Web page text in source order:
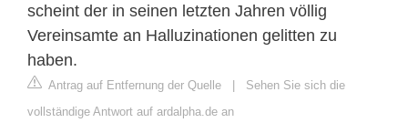
scheint der in seinen letzten Jahren völlig
Vereinsamte an Halluzinationen gelitten zu
haben.
Antrag auf Entfernung der Quelle | Sehen Sie sich die
vollständige Antwort auf ardalpha.de an